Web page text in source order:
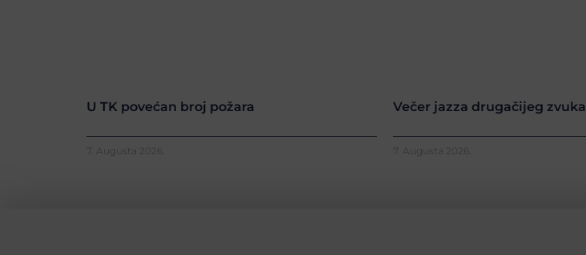
U TK povećan broj požara
7. Augusta 2026.
Večer jazza drugačijeg zvuka
7. Augusta 2026.